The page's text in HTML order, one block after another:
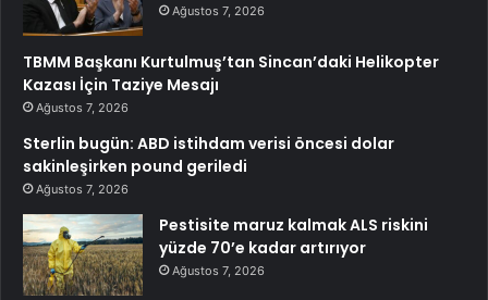
Ağustos 7, 2026
TBMM Başkanı Kurtulmuş’tan Sincan’daki Helikopter
Kazası İçin Taziye Mesajı
Ağustos 7, 2026
Sterlin bugün: ABD istihdam verisi öncesi dolar
sakinleşirken pound geriledi
Ağustos 7, 2026
Pestisite maruz kalmak ALS riskini
yüzde 70’e kadar artırıyor
Ağustos 7, 2026